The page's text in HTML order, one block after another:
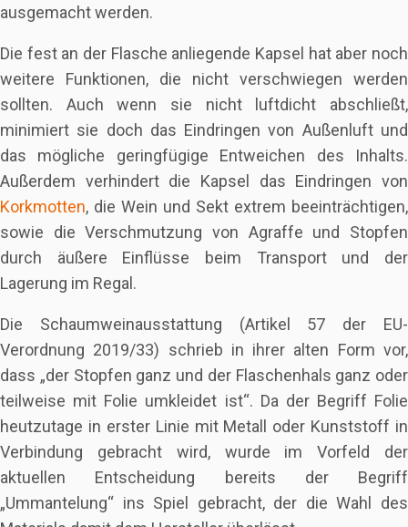
ausgemacht werden.
Die fest an der Flasche anliegende Kapsel hat aber noch
weitere Funktionen, die nicht verschwiegen werden
sollten. Auch wenn sie nicht luftdicht abschließt,
minimiert sie doch das Eindringen von Außenluft und
das mögliche geringfügige Entweichen des Inhalts.
Außerdem verhindert die Kapsel das Eindringen von
Korkmotten, die Wein und Sekt extrem beeinträchtigen,
sowie die Verschmutzung von Agraffe und Stopfen
durch äußere Einflüsse beim Transport und der
Lagerung im Regal.
Die Schaumweinausstattung (Artikel 57 der EU-
Verordnung 2019/33) schrieb in ihrer alten Form vor,
dass „der Stopfen ganz und der Flaschenhals ganz oder
teilweise mit Folie umkleidet ist“. Da der Begriff Folie
heutzutage in erster Linie mit Metall oder Kunststoff in
Verbindung gebracht wird, wurde im Vorfeld der
aktuellen Entscheidung bereits der Begriff
„Ummantelung“ ins Spiel gebracht, der die Wahl des